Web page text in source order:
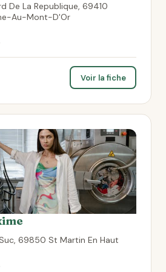
De La Republique, 69410
Au-Mont-D'Or
Voir la fiche
69850 St Martin En Haut